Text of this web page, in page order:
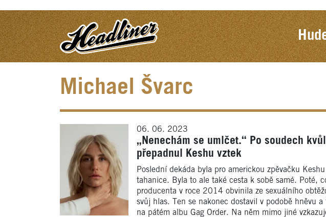
Michael Švarc
06. 06. 2023
„Nenechám se umlčet.“ Po soudech
přepadnul Keshu vztek
Poslední dekáda byla pro americkou zpěvačku
tahanice. Byla to ale také cesta k sobě samé. Poté,
producenta v roce 2014 obvinila ze sexuálního
svůj hlas. Ten se nakonec dostavil v podobě hněvu
na pátém albu Gag Order. Na něm mimo jiné